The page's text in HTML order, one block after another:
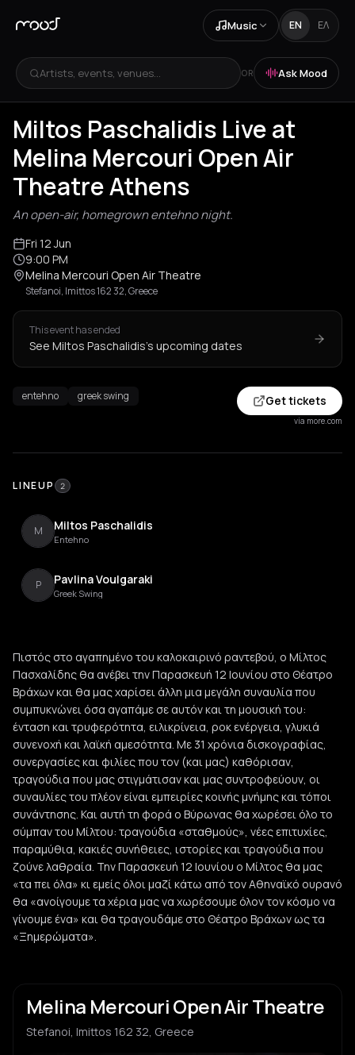
Music EN ΕΛ
Artists, events, venues... OR Ask Mood
Miltos Paschalidis Live at
Melina Mercouri Open Air
Theatre Athens
An open-air, homegrown entehno night.
Fri 12 Jun
9:00 PM
Melina Mercouri Open Air Theatre
Stefanoi, Imittos 162 32, Greece
This event has ended
See Miltos Paschalidis's upcoming dates
entehno greek swing Get tickets
via more.com
LINEUP 2
M Miltos Paschalidis
Entehno
P Pavlina Voulgaraki
Greek Swing
Πιστός στο αγαπημένο του καλοκαιρινό ραντεβού, ο Μίλτος
Πασχαλίδης θα ανέβει την Παρασκευή 12 Ιουνίου στο Θέατρο
Βράχων και θα μας χαρίσει άλλη μια μεγάλη συναυλία που
συμπυκνώνει όσα αγαπάμε σε αυτόν και τη μουσική του:
ένταση και τρυφερότητα, ειλικρίνεια, ροκ ενέργεια, γλυκιά
συνενοχή και λαϊκή αμεσότητα. Με 31 χρόνια δισκογραφίας,
συνεργασίες και φιλίες που τον (και μας) καθόρισαν,
τραγούδια που μας στιγμάτισαν και μας συντροφεύουν, οι
συναυλίες του πλέον είναι εμπειρίες κοινής μνήμης και τόποι
συνάντησης. Και αυτή τη φορά ο Βύρωνας θα χωρέσει όλο το
σύμπαν του Μίλτου: τραγούδια «σταθμούς», νέες επιτυχίες,
παραμύθια, κακιές συνήθειες, ιστορίες και τραγούδια που
ζούνε λαθραία. Την Παρασκευή 12 Ιουνίου ο Μίλτος θα μας
«τα πει όλα» κι εμείς όλοι μαζί κάτω από τον Αθηναϊκό ουρανό
θα «ανοίγουμε τα χέρια μας να χωρέσουμε όλον τον κόσμο να
γίνουμε ένα» και θα τραγουδάμε στο Θέατρο Βράχων ως τα
«Ξημερώματα».
Melina Mercouri Open Air Theatre
Stefanoi, Imittos 162 32, Greece